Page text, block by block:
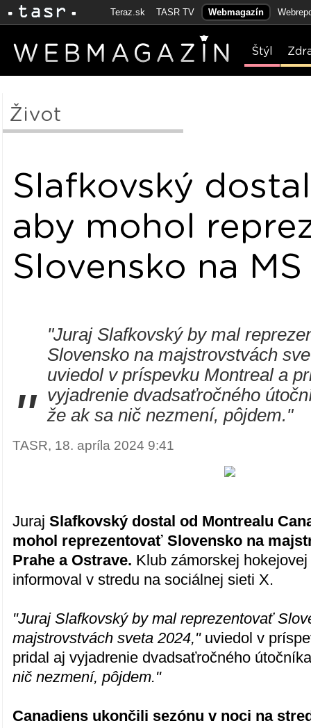
Teraz.sk TASR TV Webmagazín
Štýl
Život
Slafkovský
aby mohol
Slovensko na MS
"
"Juraj Slafkovský by mal
Slovensko na majstrovstvách
uviedol v príspevku Montreal a
vyjadrenie dvadsaťročného
že ak sa nič nezmení, pôjdem."
TASR, 18. apríla 2024 9:41
JurajSlafkovský dostal od Montrealu
mohol reprezentovať Slovensko na
Prahe a Ostrave. Klub zámorskej
informoval v stredu na sociálnej sieti X.
"Juraj Slafkovský by mal reprezentovať
majstrovstvách sveta 2024," uviedol v
pridal aj vyjadrenie dvadsaťročného
nič nezmení, pôjdem."
Canadiens ukončili sezónu v noci na